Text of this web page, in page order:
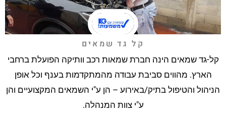
קל גד שמאים
קל-גד שמאים הינה חברת שמאות רכב וותיקה הפועלת ברחבי
הארץ. מהווים סביבת עבודה מהמתקדמות בענף וכל אופן
הניהול והטיפול בתיק/באירוע – הן ע"י השמאים המקצועיים והן
ע"י צוות המנהלה.